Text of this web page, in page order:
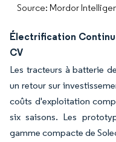
Source: Mordor
Électrification
CV
Les tracteurs à batterie
un retour sur
coûts d'exploitation
six saisons. Les
gamme compacte de